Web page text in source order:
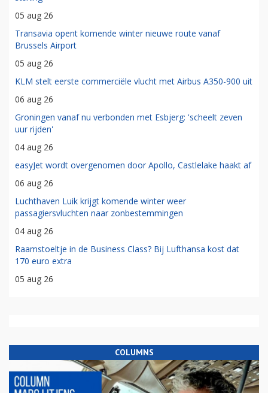
05 aug 26
Transavia opent komende winter nieuwe route vanaf
Brussels Airport
05 aug 26
KLM stelt eerste commerciële vlucht met Airbus A350-900 uit
06 aug 26
Groningen vanaf nu verbonden met Esbjerg: 'scheelt zeven
uur rijden'
04 aug 26
easyJet wordt overgenomen door Apollo, Castlelake haakt af
06 aug 26
Luchthaven Luik krijgt komende winter weer
passagiersvluchten naar zonbestemmingen
04 aug 26
Raamstoeltje in de Business Class? Bij Lufthansa kost dat
170 euro extra
05 aug 26
COLUMNS